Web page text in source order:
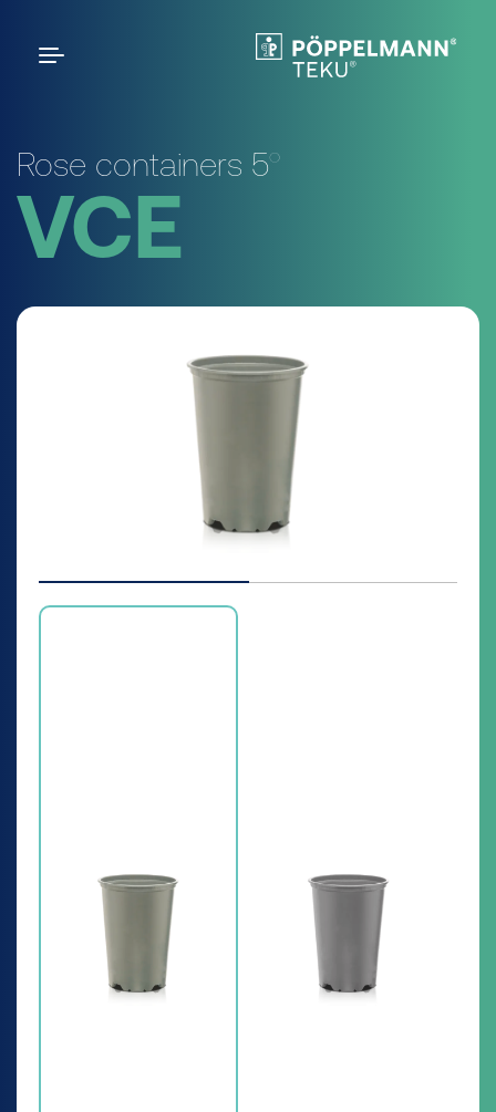
Rose containers 5°
VCE